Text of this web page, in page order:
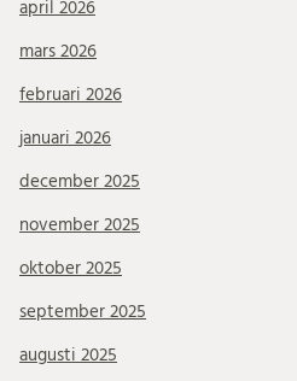
april 2026
mars 2026
februari 2026
januari 2026
december 2025
november 2025
oktober 2025
september 2025
augusti 2025